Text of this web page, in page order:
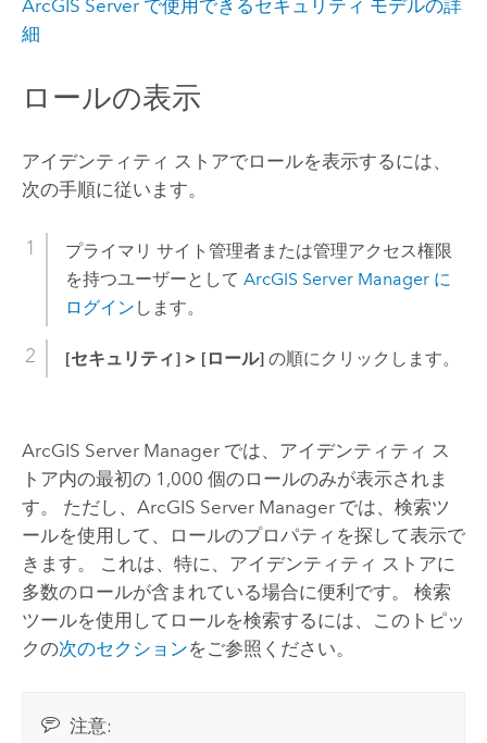
ArcGIS Serverで使用できるセキュリティ モデルの詳
細
ロールの表示
アイデンティティ ストアでロールを表示するには、
次の手順に従います。
プライマリ サイト管理者または管理アクセス権限
を持つユーザーとして ArcGIS Server Manager に
ログイン します。
[セキュリティ] > [ロール]の順にクリックします。
ArcGIS Server Manager では、アイデンティティ ス
トア内の最初の 1,000 個のロールのみが表示されま
す。 ただし、ArcGIS Server Manager では、検索ツ
ールを使用して、ロールのプロパティを探して表示で
きます。 これは、特に、アイデンティティ ストアに
多数のロールが含まれている場合に便利です。 検索
ツールを使用してロールを検索するには、このトピッ
クの次のセクションをご参照ください。
注意: